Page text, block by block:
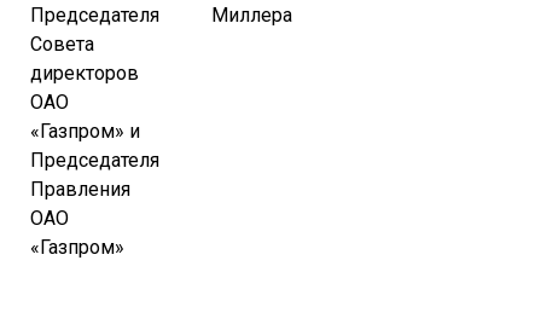
Председателя
Совета
директоров
ОАО
«Газпром» и
Председателя
Правления
ОАО
«Газпром»
Миллера